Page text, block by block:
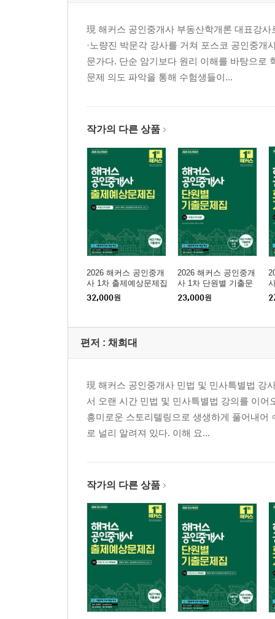
해설편
제30회 기출문제
문제편
제29회 기출문제
제28회 기출문제
문제편
現 해커스 공인중개사 부동산학개론 대표강
·노량진 박문각 강사를 거쳐 포스코 공인중
문가다. 단순 암기보다 원리 이해를 바탕으로
문제 의도 파악을 통해 수험생들이...
작가의 다른 상품
2026 해커스 공인중개
사 1차 출제예상문제집
부동산학개론
32,000원
2026 해커스 공인중개
사 1차 단원별 기출문
제집 부동산학개론
23,000원
편저 : 채희대
現 해커스 공인중개사 민법 및 민사특별법 강
서 오랜 시간 민법 및 민사특별법 강의를 이
흥미로운 스토리텔링으로 생생하게 풀어내
로 널리 알려져 있다. 이해 요...
작가의 다른 상품